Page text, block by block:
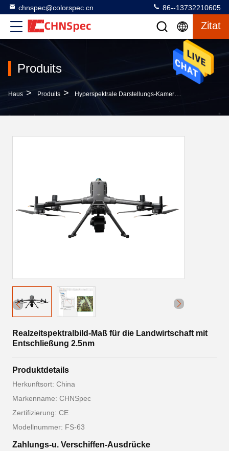
chnspec@colorspec.cn 86--13732210605
Zitat
Produits
Haus > Produits > Hyperspektrale Darstellungs-Kamera
Realzeitspektralbild-Maß für die Landwirtschaft mit
Entschließung 2.5nm
Produktdetails
Herkunftsort: China
Markenname: CHNSpec
Zertifizierung: CE
Modellnummer: FS-63
Zahlungs-u. Verschiffen-Ausdrücke